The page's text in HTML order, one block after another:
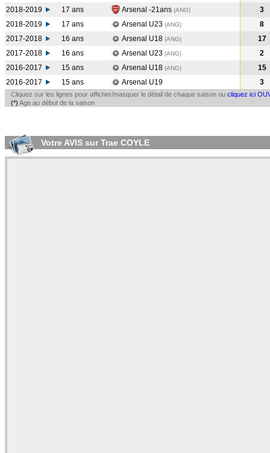
2018-2019
17 ans Arsenal -21ans (ANG)
3
2018-2019
17 ans Arsenal U23 (ANG)
8
2017-2018
16 ans Arsenal U18 (ANG)
17
2017-2018
16 ans Arsenal U23 (ANG)
2
2016-2017
15 ans Arsenal U18 (ANG)
15
2016-2017
15 ans Arsenal U19 3
Cliquez sur les lignes pour afficher/masquer le détail de chaque saison ou cliquez ici
(*) Age au début de la saison
Votre AVIS sur Trae COYLE